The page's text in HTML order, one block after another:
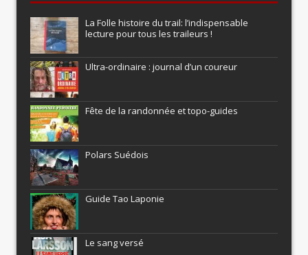
La Folle histoire du trail: l’indispensable
lecture pour tous les traileurs !
Ultra-ordinaire : journal d’un coureur
Fête de la randonnée et topo-guides
Polars Suédois
Guide Tao Laponie
Le sang versé